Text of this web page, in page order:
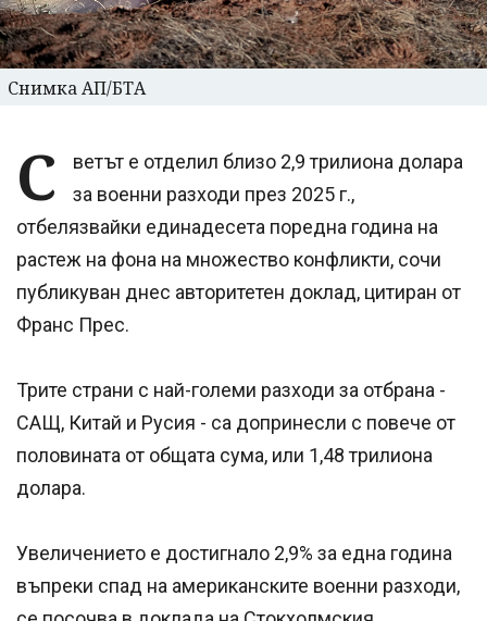
Снимка АП/БТА
С
ветът е отделил близо 2,9 трилиона долара
за военни разходи през 2025 г.,
отбелязвайки единадесета поредна година на
растеж на фона на множество конфликти, сочи
публикуван днес авторитетен доклад, цитиран от
Франс Прес.
Трите страни с най-големи разходи за отбрана -
САЩ, Китай и Русия - са допринесли с повече от
половината от общата сума, или 1,48 трилиона
долара.
Увеличението е достигнало 2,9% за една година
въпреки спад на американските военни разходи,